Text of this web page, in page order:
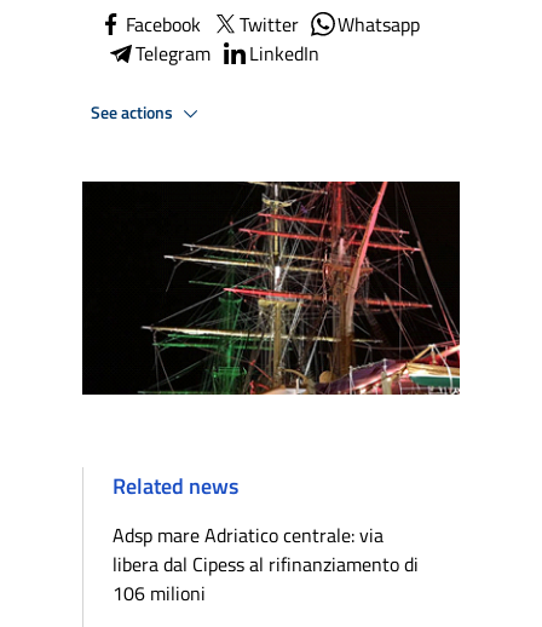
Facebook Twitter
Whatsapp
Telegram
LinkedIn
See actions
Related news
Adsp mare Adriatico centrale: via
libera dal Cipess al rifinanziamento di
106 milioni